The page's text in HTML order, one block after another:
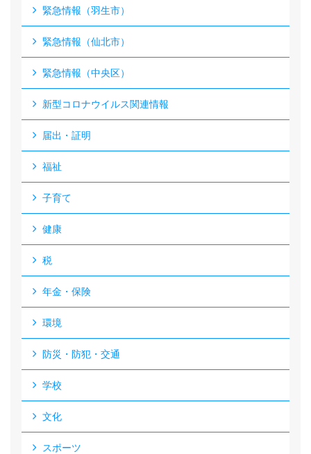
緊急情報（羽生市）
緊急情報（仙北市）
緊急情報（中央区）
新型コロナウイルス関連情報
届出・証明
福祉
子育て
健康
税
年金・保険
環境
防災・防犯・交通
学校
文化
スポーツ